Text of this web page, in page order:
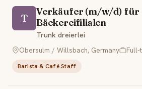
T
Verkäufer (m/w/d) für
Bäckereifilialen
Trunk dreierlei
Obersulm / Willsbach, Germany
Full-
Barista & Café Staff